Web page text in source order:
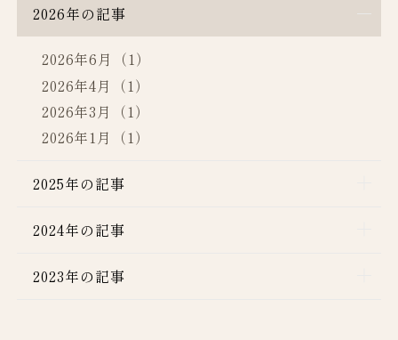
2026年の記事
2026年6月（1）
2026年4月（1）
2026年3月（1）
2026年1月（1）
2025年の記事
2024年の記事
2023年の記事